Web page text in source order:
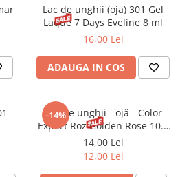
Lac de unghii (oja) 301 Gel
Laque 7 Days Eveline 8 ml
16,00 Lei
ADAUGA IN COS
-14%
Lac de unghii - ojă - Color
Expert Roz Golden Rose 10.2
ml
14,00 Lei
12,00 Lei